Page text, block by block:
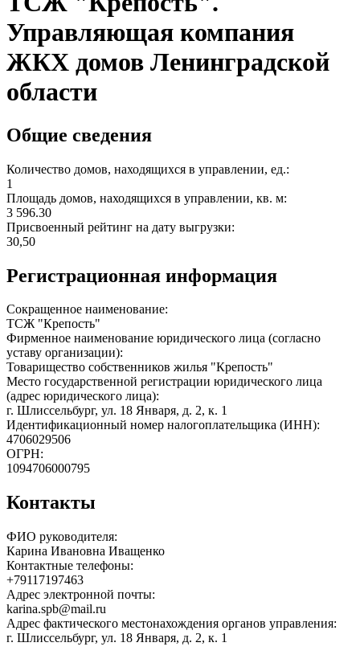
Управляющая компания
ЖКХ домов Ленинградской
области
Общие сведения
Количество домов, находящихся в управлении, ед.:
1
Площадь домов, находящихся в управлении, кв. м:
3 596.30
Присвоенный рейтинг на дату выгрузки:
30,50
Регистрационная информация
Сокращенное наименование:
ТСЖ "Крепость"
Фирменное наименование юридического лица (согласно
уставу организации):
Товарищество собственников жилья "Крепость"
Место государственной регистрации юридического лица
(адрес юридического лица):
г. Шлиссельбург, ул. 18 Января, д. 2, к. 1
Идентификационный номер налогоплательщика (ИНН):
4706029506
ОГРН:
1094706000795
Контакты
ФИО руководителя:
Карина Ивановна Иващенко
Контактные телефоны:
+79117197463
Адрес электронной почты:
karina.spb@mail.ru
Адрес фактического местонахождения органов управления:
г. Шлиссельбург, ул. 18 Января, д. 2, к. 1